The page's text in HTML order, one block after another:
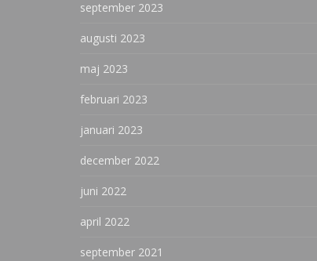
september 2023
augusti 2023
maj 2023
februari 2023
januari 2023
december 2022
juni 2022
april 2022
september 2021